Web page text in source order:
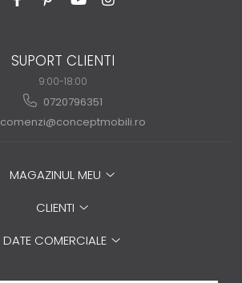
SUPORT CLIENTI
9:00-18:00
0720796351
comenzi@conceptmobili.ro
MAGAZINUL MEU
CLIENTI
DATE COMERCIALE